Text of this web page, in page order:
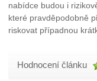
nabídce budou i
které pravděpodobně
riskovat případnou
Hodnocení článku